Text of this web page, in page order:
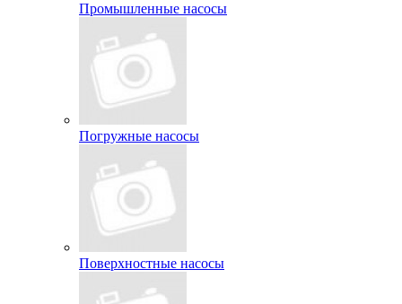
Промышленные насосы
Погружные насосы
Поверхностные насосы